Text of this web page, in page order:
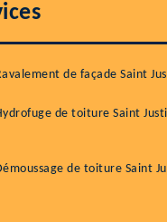
de façade Saint
de toiture Saint
de toiture Saint